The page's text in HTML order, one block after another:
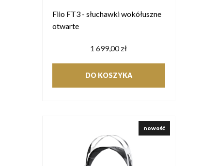
Fiio FT3 - słuchawki wokółuszne
otwarte
1 699,00 zł
DO KOSZYKA
nowość